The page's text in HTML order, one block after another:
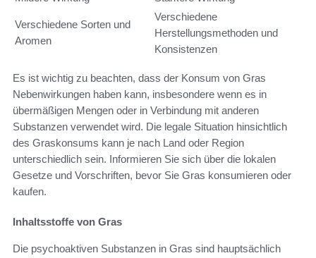
Verschiedene Sorten und
Aromen
Verschiedene
Herstellungsmethoden und
Konsistenzen
Es ist wichtig zu beachten, dass der Konsum von Gras
Nebenwirkungen haben kann, insbesondere wenn es in
übermäßigen Mengen oder in Verbindung mit anderen
Substanzen verwendet wird. Die legale Situation hinsichtlich
des Graskonsums kann je nach Land oder Region
unterschiedlich sein. Informieren Sie sich über die lokalen
Gesetze und Vorschriften, bevor Sie Gras konsumieren oder
kaufen.
Inhaltsstoffe von Gras
Die psychoaktiven Substanzen in Gras sind hauptsächlich